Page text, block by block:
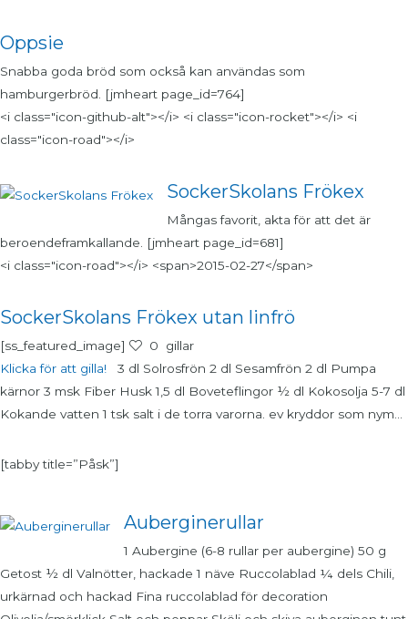
Oppsie
Snabba goda bröd som också kan användas som
hamburgerbröd. [jmheart page_id=764]
<i class="icon-github-alt"></i> <i class="icon-rocket"></i> <i
class="icon-road"></i>
SockerSkolans Frökex
Mångas favorit, akta för att det är
beroendeframkallande. [jmheart page_id=681]
<i class="icon-road"></i> <span>2015-02-27</span>
SockerSkolans Frökex utan linfrö
[ss_featured_image] 0 gillar
Klicka för att gilla! 3 dl Solrosfrön 2 dl Sesamfrön 2 dl Pumpa
kärnor 3 msk Fiber Husk 1,5 dl Boveteflingor ½ dl Kokosolja 5-7 dl
Kokande vatten 1 tsk salt i de torra varorna. ev kryddor som nym...
[tabby title=”Påsk”]
Auberginerullar
1 Aubergine (6-8 rullar per aubergine) 50 g
Getost ½ dl Valnötter, hackade 1 näve Ruccolablad ¼ dels Chili,
urkärnad och hackad Fina ruccolablad för decoration